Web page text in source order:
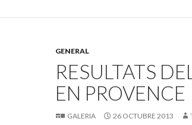
GENERAL
RESULTATS
EN PROVENCE
GALERIA 26 OCTUBRE 2013